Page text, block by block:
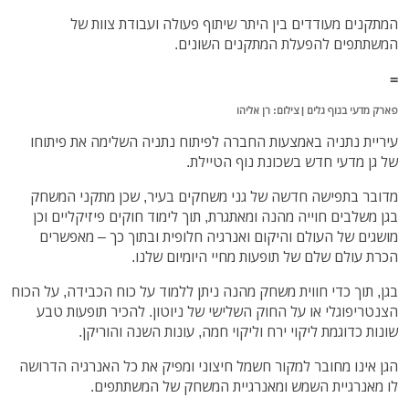
המתקנים מעודדים בין היתר שיתוף פעולה ועבודת צוות של
המשתתפים להפעלת המתקנים השונים.
=
פארק מדעי בנוף גלים | צילום: רן אליהו
עיריית נתניה באמצעות החברה לפיתוח נתניה השלימה את פיתוחו
של גן מדעי חדש בשכונת נוף הטיילת.
מדובר בתפישה חדשה של גני משחקים בעיר, שכן מתקני המשחק
בגן משלבים חוייה מהנה ומאתגרת, תוך לימוד חוקים פיזיקליים וכן
מושגים של העולם והיקום ואנרגיה חלופית ובתוך כך – מאפשרים
הכרת עולם שלם של תופעות מחיי היומיום שלנו.
בגן, תוך כדי חווית משחק מהנה ניתן ללמוד על כוח הכבידה, על הכוח
הצנטריפוגלי או על החוק השלישי של ניוטון. להכיר תופעות טבע
שונות כדוגמת ליקוי ירח וליקוי חמה, עונות השנה והוריקן.
הגן אינו מחובר למקור חשמל חיצוני ומפיק את כל האנרגיה הדרושה
לו מאנרגיית השמש ומאנרגיית המשחק של המשתתפים.